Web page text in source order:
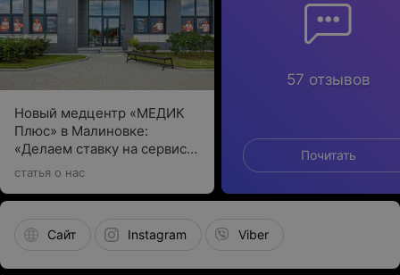
Новый медцентр «МЕДИК
Плюс» в Малиновке:
«Делаем ставку на сервис и
качество»
статья о нас
57 отзывов
Почитать
Сайт Instagram Viber